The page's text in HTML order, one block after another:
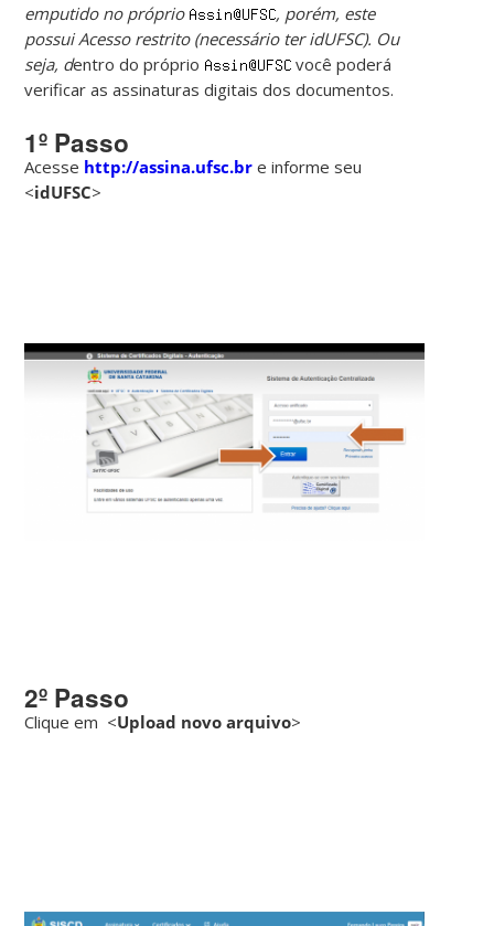
emputido no próprio
, porém, este
possui Acesso restrito (necessário ter idUFSC). Ou
seja, dentro do próprio
você poderá
verificar as assinaturas digitais dos documentos.
1º Passo
Acesse http://assina.ufsc.br e informe seu
<idUFSC>
2º Passo
Clique em <Upload novo arquivo>